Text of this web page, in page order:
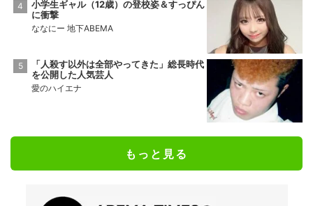
小学生ギャル（12歳）の登校姿＆すっぴん
に衝撃
ななにー 地下ABEMA
「人殺す以外は全部やってきた」総長時代
を公開した人気芸人
愛のハイエナ
もっと見る